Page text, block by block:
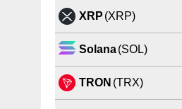
XRP (XRP)
Solana(SOL)
TRON (TRX)